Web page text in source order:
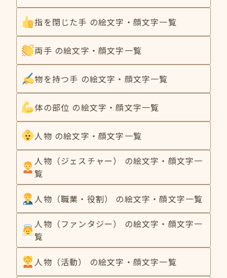
指を閉じた手 の絵文字・顔文字一覧
両手 の絵文字・顔文字一覧
物を持つ手 の絵文字・顔文字一覧
体の部位 の絵文字・顔文字一覧
人物 の絵文字・顔文字一覧
人物（ジェスチャー） の絵文字・顔文字一
覧
人物（職業・役割） の絵文字・顔文字一覧
人物（ファンタジー） の絵文字・顔文字一
覧
人物（活動） の絵文字・顔文字一覧